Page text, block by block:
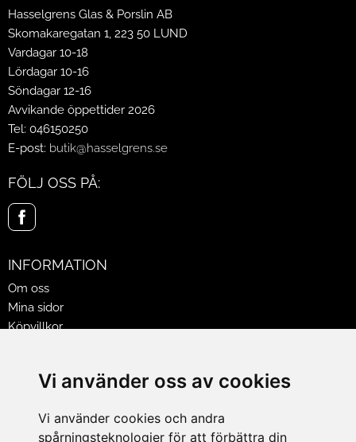
Vi använder oss av cookies
Vi använder cookies och andra
spårningsteknologier för att förbättra din
Hasselgrens Glas & Porslin AB
Skomakaregatan 1, 223 50 LUND
Vardagar 10-18
Lördagar 10-16
Söndagar 12-16
Avvikande öppettider 2026
Tel: 046150250
E-post: butik@hasselgrens.se
FÖLJ OSS PÅ:
INFORMATION
Om oss
Mina sidor
Köpvillkor
Jobba på Hasselgrens
LEVERANS